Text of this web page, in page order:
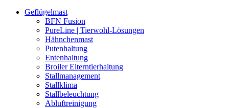
Geflügelmast
BFN Fusion
PureLine | Tierwohl-Lösungen
Hähnchenmast
Putenhaltung
Entenhaltung
Broiler Elterntierhaltung
Stallmanagement
Stallklima
Stallbeleuchtung
Abluftreinigung